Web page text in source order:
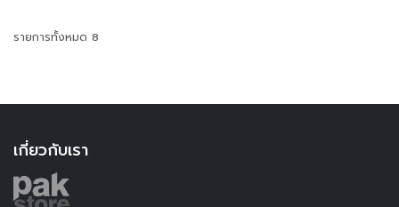
รายการทั้งหมด 8
เกี่ยวกับเรา